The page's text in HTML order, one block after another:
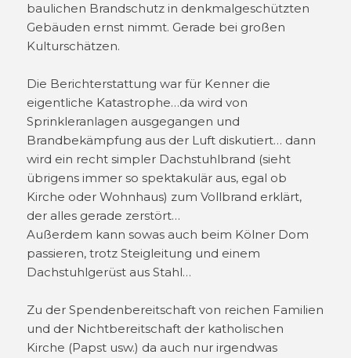
baulichen Brandschutz in denkmalgeschützten
Gebäuden ernst nimmt. Gerade bei großen
Kulturschätzen.
Die Berichterstattung war für Kenner die
eigentliche Katastrophe…da wird von
Sprinkleranlagen ausgegangen und
Brandbekämpfung aus der Luft diskutiert… dann
wird ein recht simpler Dachstuhlbrand (sieht
übrigens immer so spektakulär aus, egal ob
Kirche oder Wohnhaus) zum Vollbrand erklärt,
der alles gerade zerstört…
Außerdem kann sowas auch beim Kölner Dom
passieren, trotz Steigleitung und einem
Dachstuhlgerüst aus Stahl…
Zu der Spendenbereitschaft von reichen Familien
und der Nichtbereitschaft der katholischen
Kirche (Papst usw.) da auch nur irgendwas